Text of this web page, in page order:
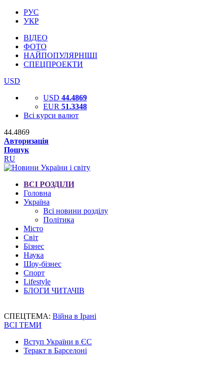
РУС
УКР
ВІДЕО
ФОТО
НАЙПОПУЛЯРНІШІ
СПЕЦПРОЕКТИ
USD
USD 44.4869
EUR 51.3348
Всі курси валют
44.4869
Авторизація
Пошук
RU
ВСІ РОЗДІЛИ
Головна
Україна
Всі новини розділу
Політика
Місто
Світ
Бізнес
Наука
Шоу-бізнес
Спорт
Lifestyle
БЛОГИ ЧИТАЧІВ
СПЕЦТЕМА: Війна в Ірані
ВСІ ТЕМИ
Вступ України в ЄС
Теракт в Барселоні